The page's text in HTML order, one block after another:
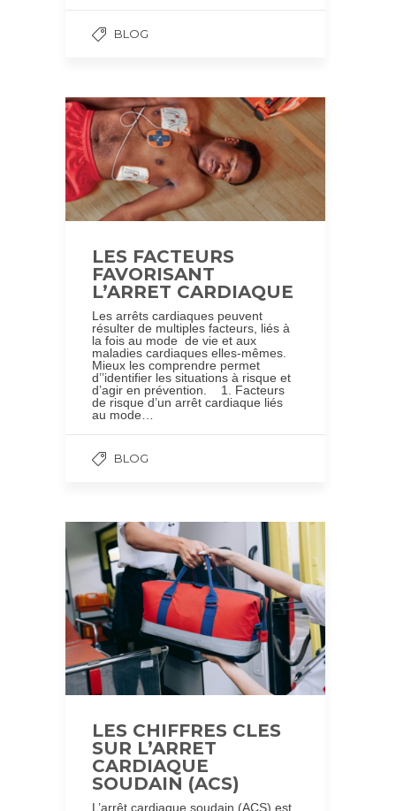
BLOG
LES FACTEURS
FAVORISANT
L’ARRET CARDIAQUE
Les arrêts cardiaques peuvent
résulter de multiples facteurs, liés à
la fois au mode de vie et aux
maladies cardiaques elles-mêmes.
Mieux les comprendre permet
d’’identifier les situations à risque et
d’agir en prévention. 1. Facteurs
de risque d’un arrêt cardiaque liés
au mode…
BLOG
LES CHIFFRES CLES
SUR L’ARRET
CARDIAQUE
SOUDAIN (ACS)
L’arrêt cardiaque soudain (ACS) est